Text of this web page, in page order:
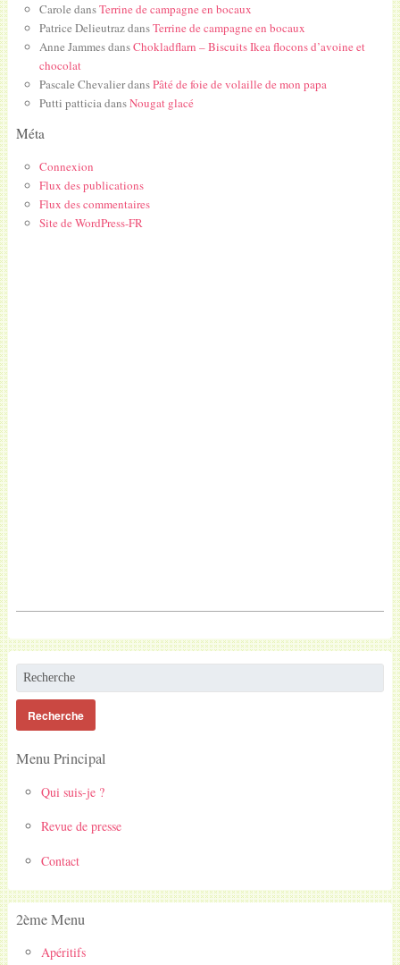
Carole dansTerrine de campagne en bocaux
Patrice DelieutrazdansTerrine de campagne en bocaux
Anne JammesdansChokladflarn – Biscuits Ikea flocons d’avoine et
chocolat
Pascale ChevalierdansPâté de foie de volaille de mon papa
Putti patticiadansNougat glacé
Méta
Connexion
Flux des publications
Flux des commentaires
Site de WordPress-FR
Menu Principal
Qui suis-je ?
Revue de presse
Contact
2ème Menu
Apéritifs